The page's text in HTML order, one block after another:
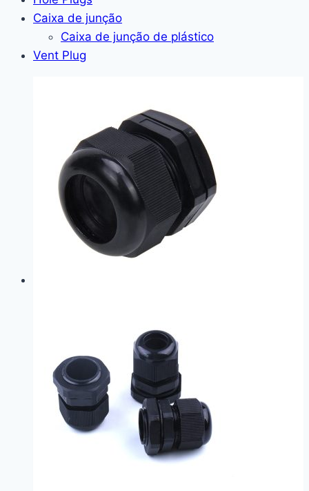
Caixa de junção
Caixa de junção de plástico
Vent Plug